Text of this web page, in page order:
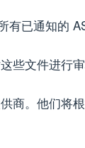
已通知的
文件进行
。他们将根